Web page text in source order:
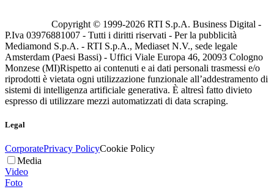
Copyright © 1999-2026 RTI S.p.A. Business Digital -
P.Iva 03976881007 - Tutti i diritti riservati - Per la pubblicità
Mediamond S.p.A. - RTI S.p.A., Mediaset N.V., sede legale
Amsterdam (Paesi Bassi) - Uffici Viale Europa 46, 20093 Cologno
Monzese (MI)Rispetto ai contenuti e ai dati personali trasmessi e/o
riprodotti è vietata ogni utilizzazione funzionale all’addestramento di
sistemi di intelligenza artificiale generativa. È altresì fatto divieto
espresso di utilizzare mezzi automatizzati di data scraping.
Legal
CorporatePrivacy PolicyCookie Policy
Media
Video
Foto